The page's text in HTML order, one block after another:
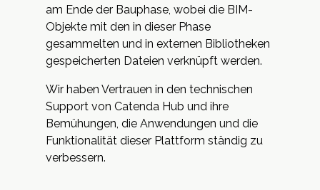
am Ende der Bauphase, wobei die BIM-
Objekte mit den in dieser Phase
gesammelten und in externen Bibliotheken
gespeicherten Dateien verknüpft werden.
Wir haben Vertrauen in den technischen
Support von Catenda Hub und ihre
Bemühungen, die Anwendungen und die
Funktionalität dieser Plattform ständig zu
verbessern.